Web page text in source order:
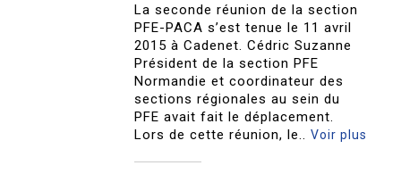
La seconde réunion de la section
PFE-PACA s’est tenue le 11 avril
2015 à Cadenet. Cédric Suzanne
Président de la section PFE
Normandie et coordinateur des
sections régionales au sein du
PFE avait fait le déplacement.
Lors de cette réunion, le..Voir plus